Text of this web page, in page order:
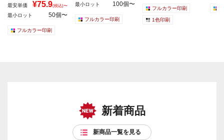
最安単価 ¥75.9(税込)〜
最小ロット 50個〜
フルカラー印刷
最小ロット 100個〜
フルカラー印刷
フルカラー印刷
1色印刷
新着商品
新商品一覧を見る